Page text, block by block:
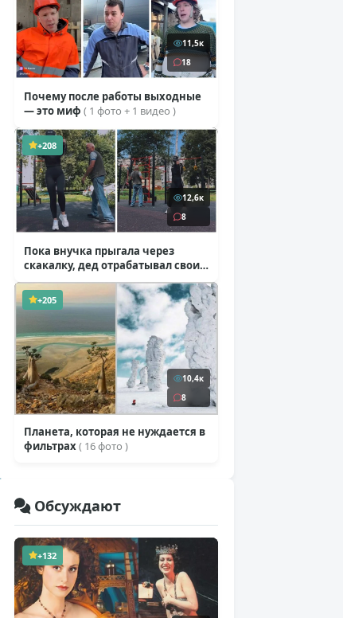
11,5к
18
Почему после работы выходные
— это миф ( 1 фото + 1 видео )
+208
12,6к
8
Пока внучка прыгала через
скакалку, дед отрабатывал свои
секретные приемы
( 1 фото + 1 видео )
+205
10,4к
8
Планета, которая не нуждается в
фильтрах( 16 фото )
Обсуждают
+132